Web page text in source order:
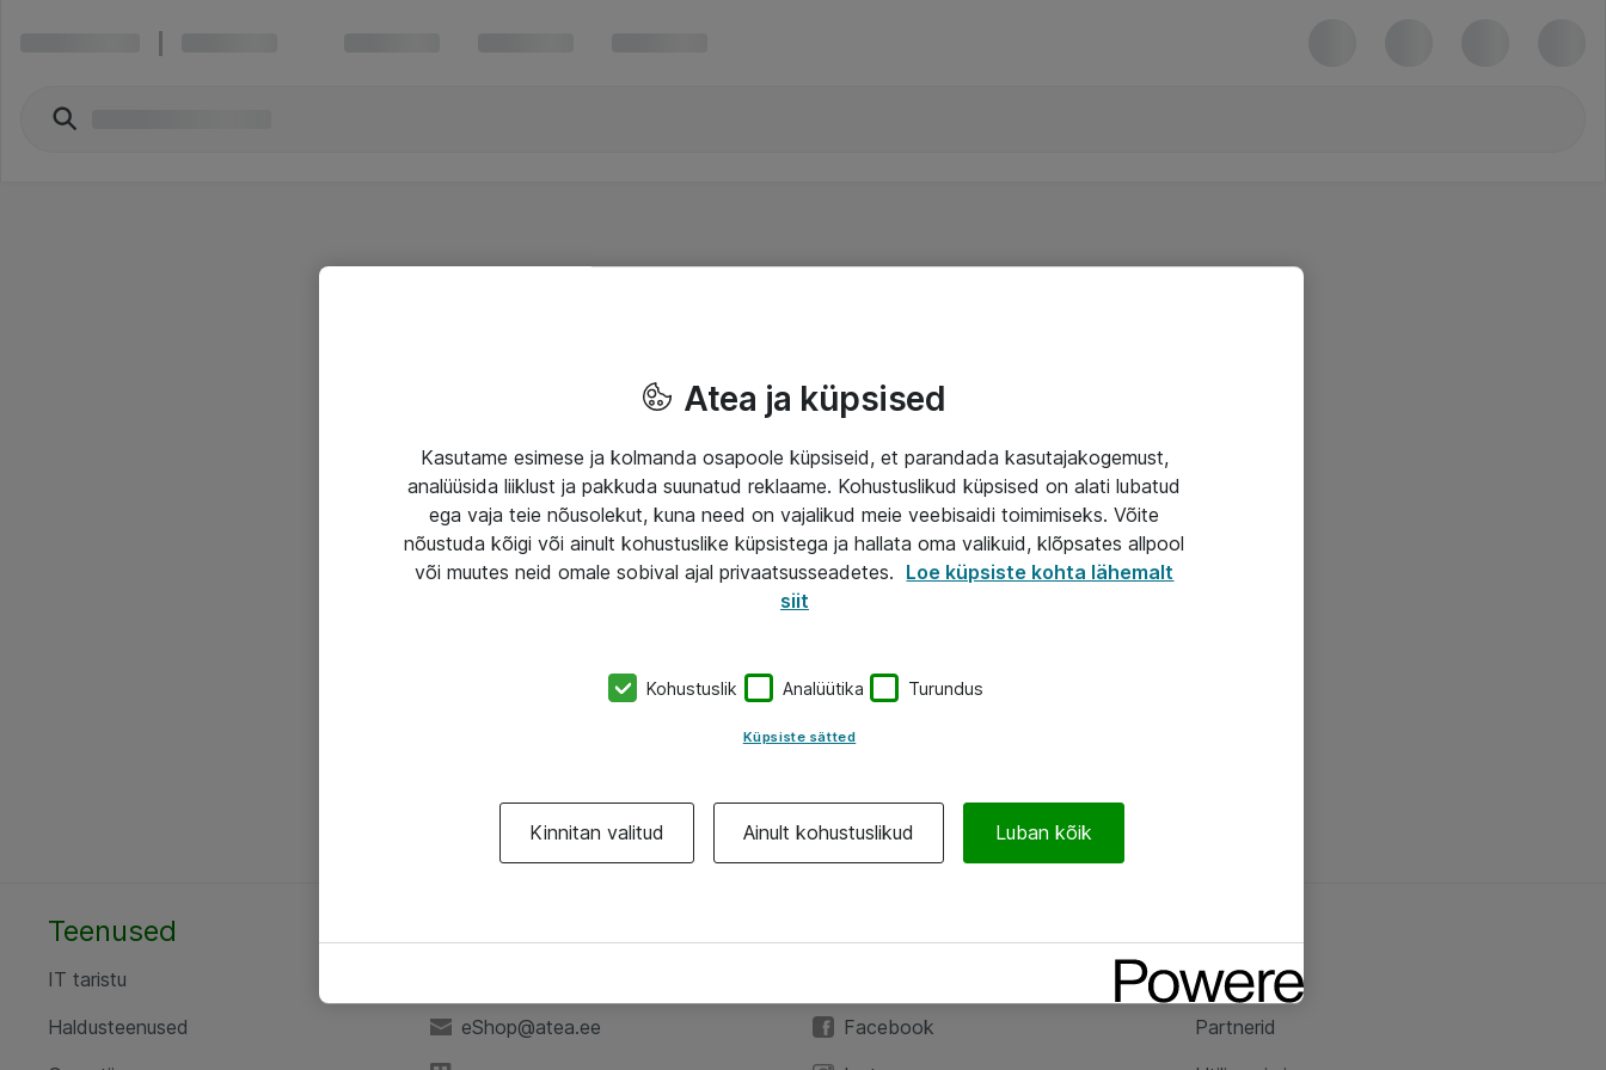
Teenused
IT taristu
Haldusteenused
eShop@atea.ee
Facebook
Ateast
Partnerid
Atea ja küpsised
Kasutame esimese ja kolmanda osapoole küpsiseid, et parandada kasutajakogemust,
analüüsida liiklust ja pakkuda suunatud reklaame. Kohustuslikud küpsised on alati lubatud
ega vaja teie nõusolekut, kuna need on vajalikud meie veebisaidi toimimiseks. Võite
nõustuda kõigi või ainult kohustuslike küpsistega ja hallata oma valikuid, klõpsates allpool
või muutes neid omale sobival ajal privaatsusseadetes. Loe küpsiste kohta lähemalt
siit
Kohustuslik Analüütika Turundus
Küpsiste sätted
Kinnitan valitud Ainult kohustuslikud Luban kõik